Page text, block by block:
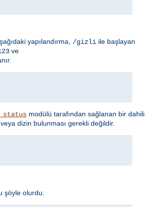
yapılandırma, /gizli ile başlayan
ve
modülü tarafından sağlanan bir dahili
dizin bulunması gerekli değildir.
şöyle olurdu: